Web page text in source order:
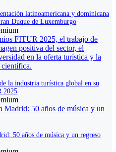
latinoamericana y dominicana
Duque de Luxemburgo
la industria turística global en su
2025
50 años de música y un regreso